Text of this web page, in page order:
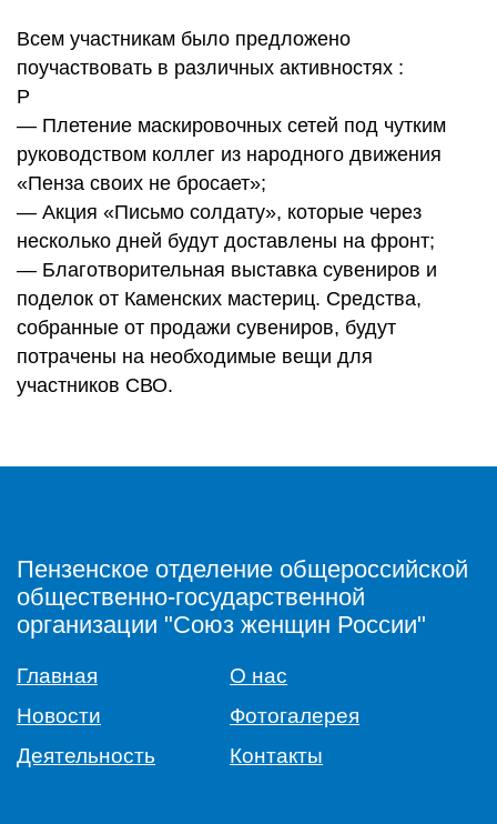
Всем участникам было предложено
поучаствовать в различных активностях :
Р
— Плетение маскировочных сетей под чутким
руководством коллег из народного движения
«Пенза своих не бросает»;
— Акция «Письмо солдату», которые через
несколько дней будут доставлены на фронт;
— Благотворительная выставка сувениров и
поделок от Каменских мастериц. Средства,
собранные от продажи сувениров, будут
потрачены на необходимые вещи для
участников СВО.
Пензенское отделение общероссийской
общественно-государственной
организации "Союз женщин России"
Главная
О нас
Новости
Фотогалерея
Деятельность
Контакты